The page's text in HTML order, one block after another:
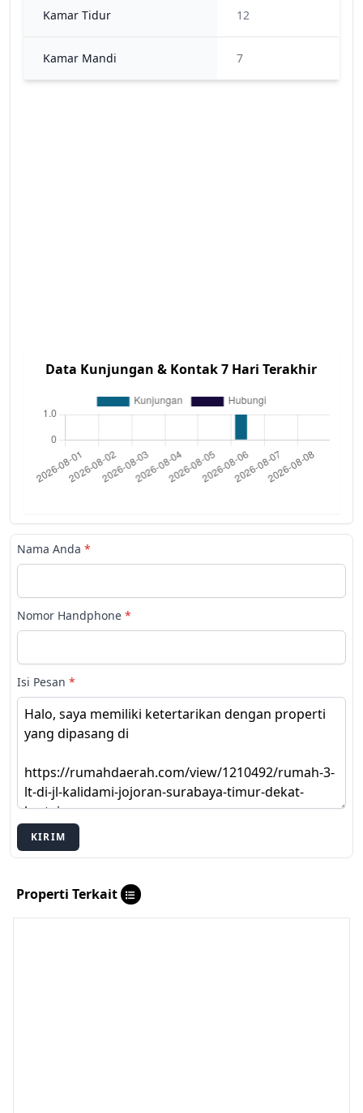
Kamar Tidur 12
Kamar Mandi 7
Data Kunjungan & Kontak 7 Hari Terakhir
Nama Anda *
Nomor Handphone *
Isi Pesan *
KIRIM
Properti Terkait